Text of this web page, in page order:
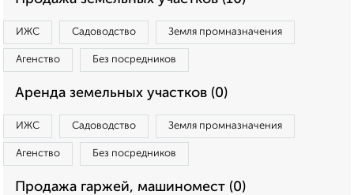
ИЖС Садоводство Земля промназначения
Агенство Без посредников
Аренда земельных участков (0)
ИЖС Садоводство Земля промназначения
Агенство Без посредников
Продажа гаржей, машиномест (0)